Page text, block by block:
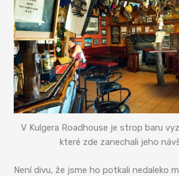
V Kulgera Roadhouse je strop baru
které zde zanechali jeho
Není divu, že jsme ho potkali nedaleko